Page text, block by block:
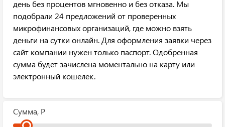
день без процентов мгновенно и без отказа. Мы
подобрали 24 предложений от проверенных
микрофинансовых организаций, где можно взять
деньги на сутки онлайн. Для оформления заявки через
сайт компании нужен только паспорт. Одобренная
сумма будет зачислена моментально на карту или
электронный кошелек.
Сумма, Р